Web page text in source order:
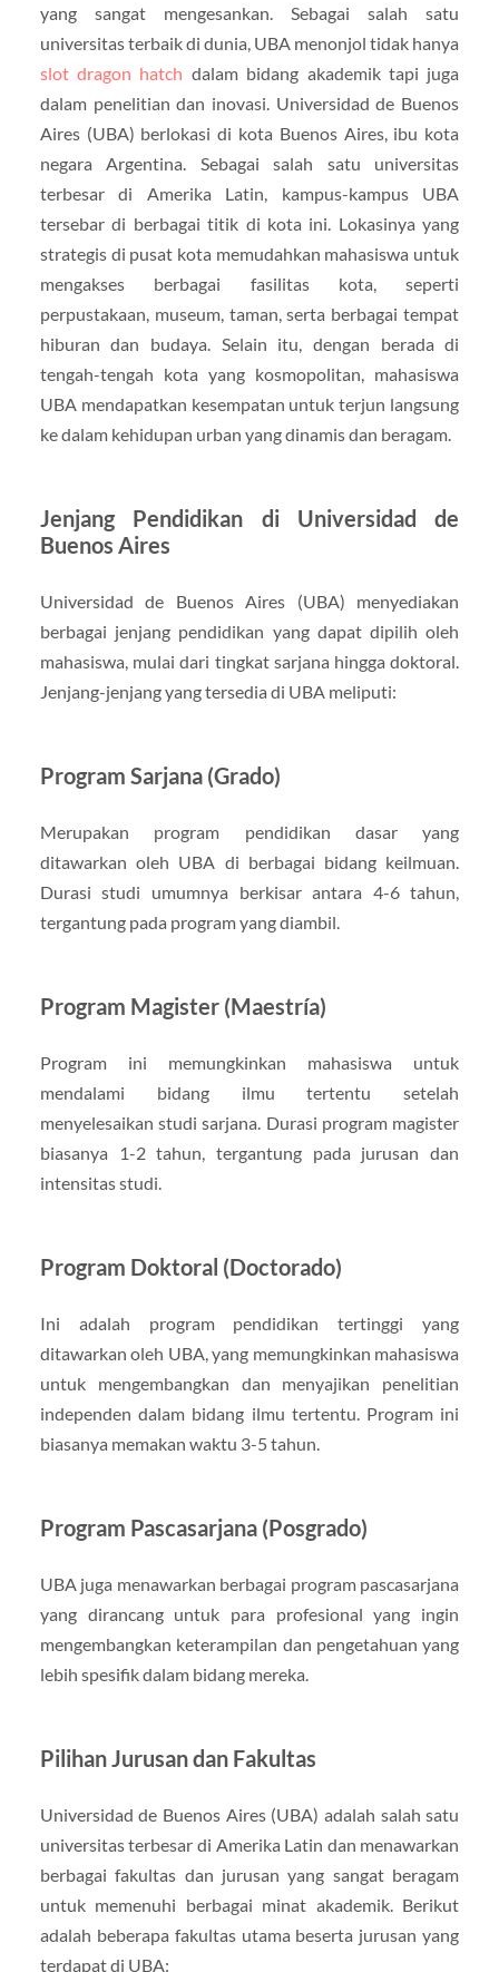
yang sangat mengesankan. Sebagai salah satu
universitas terbaik di dunia, UBA menonjol tidak hanya
slot dragon hatch dalam bidang akademik tapi juga
dalam penelitian dan inovasi. Universidad de Buenos
Aires (UBA) berlokasi di kota Buenos Aires, ibu kota
negara Argentina. Sebagai salah satu universitas
terbesar di Amerika Latin, kampus-kampus UBA
tersebar di berbagai titik di kota ini. Lokasinya yang
strategis di pusat kota memudahkan mahasiswa untuk
mengakses berbagai fasilitas kota, seperti
perpustakaan, museum, taman, serta berbagai tempat
hiburan dan budaya. Selain itu, dengan berada di
tengah-tengah kota yang kosmopolitan, mahasiswa
UBA mendapatkan kesempatan untuk terjun langsung
ke dalam kehidupan urban yang dinamis dan beragam.
Jenjang Pendidikan di Universidad de
Buenos Aires
Universidad de Buenos Aires (UBA) menyediakan
berbagai jenjang pendidikan yang dapat dipilih oleh
mahasiswa, mulai dari tingkat sarjana hingga doktoral.
Jenjang-jenjang yang tersedia di UBA meliputi:
Program Sarjana (Grado)
Merupakan program pendidikan dasar yang
ditawarkan oleh UBA di berbagai bidang keilmuan.
Durasi studi umumnya berkisar antara 4-6 tahun,
tergantung pada program yang diambil.
Program Magister (Maestría)
Program ini memungkinkan mahasiswa untuk
mendalami bidang ilmu tertentu setelah
menyelesaikan studi sarjana. Durasi program magister
biasanya 1-2 tahun, tergantung pada jurusan dan
intensitas studi.
Program Doktoral (Doctorado)
Ini adalah program pendidikan tertinggi yang
ditawarkan oleh UBA, yang memungkinkan mahasiswa
untuk mengembangkan dan menyajikan penelitian
independen dalam bidang ilmu tertentu. Program ini
biasanya memakan waktu 3-5 tahun.
Program Pascasarjana (Posgrado)
UBA juga menawarkan berbagai program pascasarjana
yang dirancang untuk para profesional yang ingin
mengembangkan keterampilan dan pengetahuan yang
lebih spesifik dalam bidang mereka.
Pilihan Jurusan dan Fakultas
Universidad de Buenos Aires (UBA) adalah salah satu
universitas terbesar di Amerika Latin dan menawarkan
berbagai fakultas dan jurusan yang sangat beragam
untuk memenuhi berbagai minat akademik. Berikut
adalah beberapa fakultas utama beserta jurusan yang
terdapat di UBA: